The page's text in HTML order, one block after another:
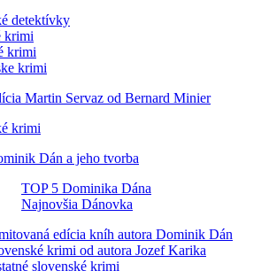
detektívky
krimi
krimi
krimi
Martin Servaz od Bernard Minier
krimi
Dán a jeho tvorba
TOP 5 Dominika Dána
Najnovšia Dánovka
edícia kníh autora Dominik Dán
krimi od autora Jozef Karika
slovenské krimi